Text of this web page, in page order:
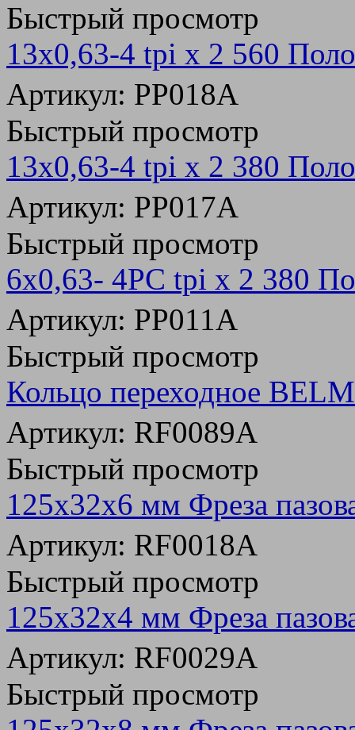
Быстрый просмотр
13х0,63-4 tpi x 2 560
Артикул: PP018A
Быстрый просмотр
13х0,63-4 tpi x 2 380
Артикул: PP017A
Быстрый просмотр
6х0,63- 4PC tpi x 2 380
Артикул: PP011A
Быстрый просмотр
Кольцо переходное
Артикул: RF0089A
Быстрый просмотр
125х32х6 мм Фреза
Артикул: RF0018A
Быстрый просмотр
125х32х4 мм Фреза
Артикул: RF0029A
Быстрый просмотр